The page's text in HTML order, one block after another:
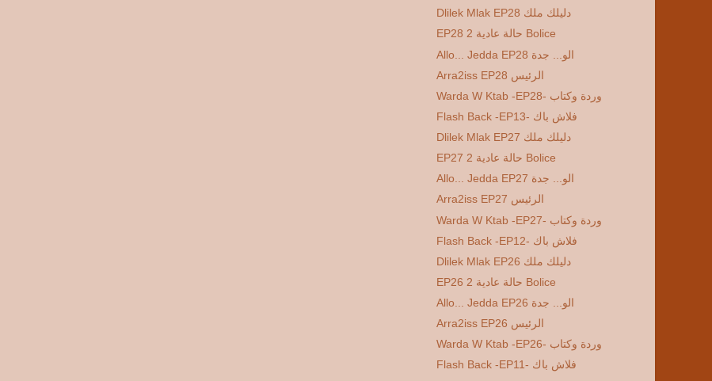
Dlilek Mlak EP28 دليلك ملك
EP28 2 حالة عادية Bolice
Allo... Jedda EP28 الو... جدة
Arra2iss EP28 الرئيس
Warda W Ktab -EP28- وردة وكتاب
Flash Back -EP13- فلاش باك
Dlilek Mlak EP27 دليلك ملك
EP27 2 حالة عادية Bolice
Allo... Jedda EP27 الو... جدة
Arra2iss EP27 الرئيس
Warda W Ktab -EP27- وردة وكتاب
Flash Back -EP12- فلاش باك
Dlilek Mlak EP26 دليلك ملك
EP26 2 حالة عادية Bolice
Allo... Jedda EP26 الو... جدة
Arra2iss EP26 الرئيس
Warda W Ktab -EP26- وردة وكتاب
Flash Back -EP11- فلاش باك